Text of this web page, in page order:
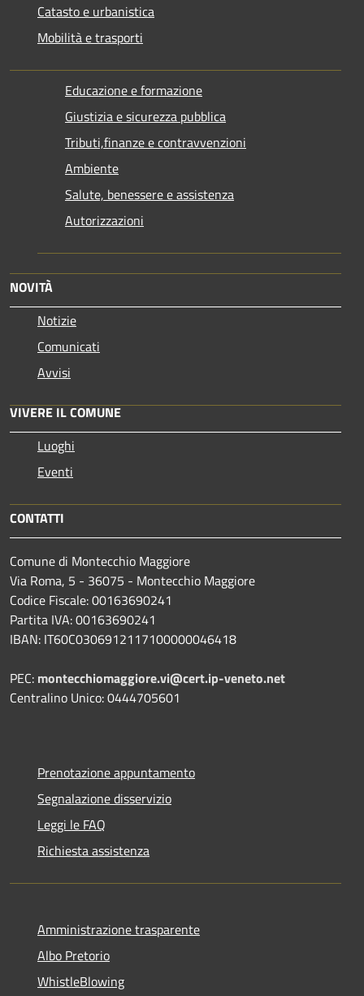
Catasto e urbanistica
Mobilità e trasporti
Educazione e formazione
Giustizia e sicurezza pubblica
Tributi,finanze e contravvenzioni
Ambiente
Salute, benessere e assistenza
Autorizzazioni
NOVITÀ
Notizie
Comunicati
Avvisi
VIVERE IL COMUNE
Luoghi
Eventi
CONTATTI
Comune di Montecchio Maggiore
Via Roma, 5 - 36075 - Montecchio Maggiore
Codice Fiscale: 00163690241
Partita IVA: 00163690241
IBAN: IT60C0306912117100000046418
PEC: montecchiomaggiore.vi@cert.ip-veneto.net
Centralino Unico: 0444705601
Prenotazione appuntamento
Segnalazione disservizio
Leggi le FAQ
Richiesta assistenza
Amministrazione trasparente
Albo Pretorio
WhistleBlowing